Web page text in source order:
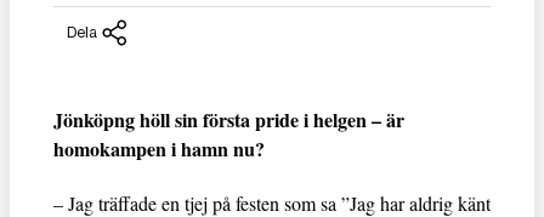
Dela
Jönköpng höll sin första pride i helgen – är
homokampen i hamn nu?
– Jag träffade en tjej på festen som sa ”Jag har aldrig känt